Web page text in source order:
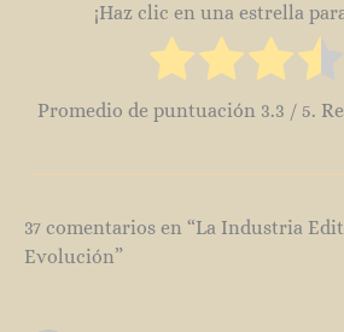
¡Haz clic en una estrella
Promedio de puntuación 3.3 / 5.
37 comentarios en “La Industria
Evolución”